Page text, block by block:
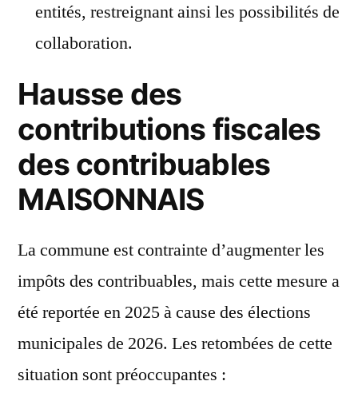
entités, restreignant ainsi les possibilités de
collaboration.
Hausse des
contributions fiscales
des contribuables
MAISONNAIS
La commune est contrainte d’augmenter les
impôts des contribuables, mais cette mesure a
été reportée en 2025 à cause des élections
municipales de 2026. Les retombées de cette
situation sont préoccupantes :